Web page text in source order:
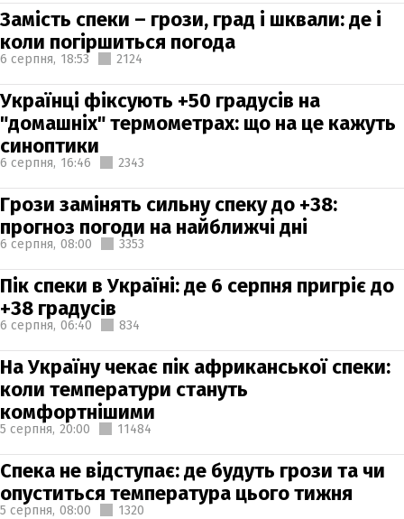
Замість спеки – грози, град і шквали: де і
коли погіршиться погода
6 серпня, 18:53 2124
Українці фіксують +50 градусів на
"домашніх" термометрах: що на це кажуть
синоптики
6 серпня, 16:46 2343
Грози замінять сильну спеку до +38:
прогноз погоди на найближчі дні
6 серпня, 08:00 3353
Пік спеки в Україні: де 6 серпня пригріє до
+38 градусів
6 серпня, 06:40 834
На Україну чекає пік африканської спеки:
коли температури стануть
комфортнішими
5 серпня, 20:00 11484
Спека не відступає: де будуть грози та чи
опуститься температура цього тижня
5 серпня, 08:00 1320